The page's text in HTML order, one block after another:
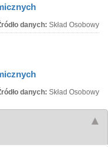
danych: Skład Osobowy
danych: Skład Osobowy